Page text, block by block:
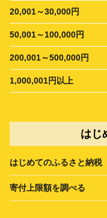
20,001～30,000円
50,001～100,000円
200,001～500,000円
1,000,001円以上
はじ
はじめてのふるさと納税
寄付上限額を調べる